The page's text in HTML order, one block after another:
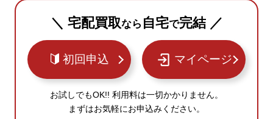
＼ 宅配買取なら 自宅で完結 ／
初回申込 マイページ
お試しでもOK!! 利用料は一切かかりません。
まずはお気軽にお申込みください。